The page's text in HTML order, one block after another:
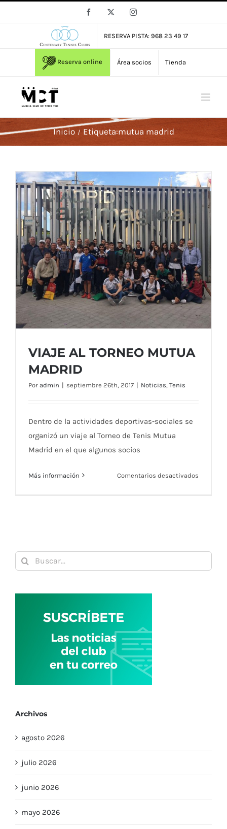
Facebook Instagram
RESERVA PISTA: 968 23 49 17
Reserva online Área socios Tienda
Inicio Etiqueta:mutua madrid
VIAJE AL TORNEO MUTUA MADRID
VIAJE AL TORNEO MUTUA
MADRID
Por admin | septiembre 26th, 2017 | Noticias, Tenis
Dentro de la actividades deportivas-sociales se
organizó un viaje al Torneo de Tenis Mutua
Madrid en el que algunos socios
Más información Comentarios desactivados
Buscar:
Archivos
agosto 2026
julio 2026
junio 2026
mayo 2026